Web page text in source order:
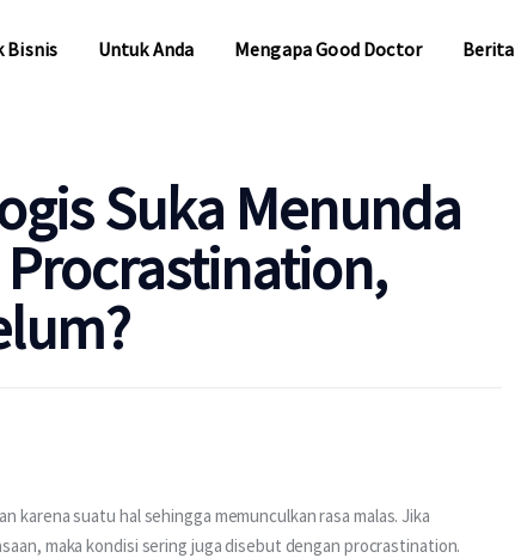
Bisnis Untuk Anda Mengapa Good Doctor Berita
Suka Menunda
karena suatu hal sehingga memunculkan rasa malas. Jika
maka kondisi sering juga disebut dengan procrastination.